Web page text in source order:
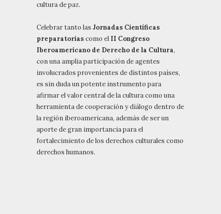
cultura de paz.
Celebrar tanto las Jornadas Científicas
preparatoriascomo el II Congreso
Iberoamericano de Derecho de la Cultura,
con una amplia participación de agentes
involucrados provenientes de distintos países,
es sin duda un potente instrumento para
afirmar el valor central de la cultura como una
herramienta de cooperación y diálogo dentro de
la región iberoamericana, además de ser un
aporte de gran importancia para el
fortalecimiento de los derechos culturales como
derechos humanos.